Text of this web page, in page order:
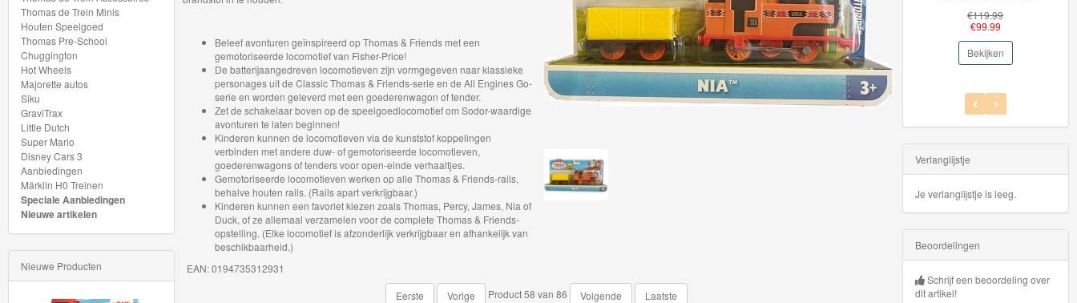
Marklin
Start-
Up
Treinen
Thomas
Trackmaster
motorized
Nieuwe
artikelen
2025
Beleef avonturen geïnspireerd op Thomas & Friends met een
gemotoriseerde locomotief van Fisher-Price!
De batterijaangedreven locomotieven zijn vormgegeven naar klassieke
personages uit de Classic Thomas & Friends-serie en de All Engines Go-
serie en worden geleverd met een goederenwagon of tender.
Zet de schakelaar boven op de speelgoedlocomotief om Sodor-waardige
avonturen te laten beginnen!
Kinderen kunnen de locomotieven via de kunststof koppelingen
verbinden met andere duw- of gemotoriseerde locomotieven,
goederenwagons of tenders voor open-einde verhaaltjes.
Gemotoriseerde locomotieven werken op alle Thomas & Friends-rails,
behalve houten rails. (Rails apart verkrijgbaar.)
Kinderen kunnen een favoriet kiezen zoals Thomas, Percy, James, Nia of
Duck, of ze allemaal verzamelen voor de complete Thomas & Friends-
opstelling. (Elke locomotief is afzonderlijk verkrijgbaar en afhankelijk van
beschikbaarheid.)
EAN: 0194735312931
Eerste
Vorige Product 58 van 86 Volgende
Laatste
Thomas de Trein Minis
Houten Speelgoed
Thomas Pre-School
Chuggington
Hot Wheels
Majorette autos
Siku
GraviTrax
Little Dutch
Super Mario
Disney Cars 3
Aanbiedingen
Märklin H0 Treinen
Speciale Aanbiedingen
Nieuwe artikelen
Nieuwe Producten
Verlanglijstje
Je verlanglijstje is leeg.
Beoordelingen
Schrijf een beoordeling over
dit artikel!